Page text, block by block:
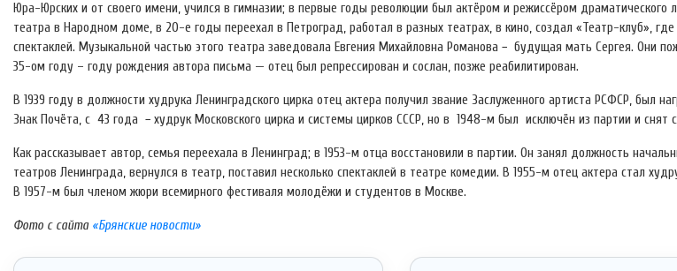
Юра-Юрских и от своего имени, учился в гимназии; в первые годы революции был актёром и режиссёром драматического
театра в Народном доме, в 20-е годы переехал в Петроград, работал в разных театрах, в кино, создал «Театр-клуб»,
спектаклей. Музыкальной частью этого театра заведовала Евгения Михайловна Романова − будущая мать Сергея. Они
35-ом году – году рождения автора письма — отец был репрессирован и сослан, позже реабилитирован.
В 1939 году в должности худрука Ленинградского цирка отец актера получил звание Заслуженного артиста РСФСР, был
Знак Почёта, с 43 года − худрук Московского цирка и системы цирков СССР, но в 1948-м был исключён из партии и снят
Как рассказывает автор, семья переехала в Ленинград; в 1953-м отца восстановили в партии. Он занял должность
театров Ленинграда, вернулся в театр, поставил несколько спектаклей в театре комедии. В 1955-м отец актера стал
В 1957-м был членом жюри всемирного фестиваля молодёжи и студентов в Москве.
Фото с сайта «Брянские новости»